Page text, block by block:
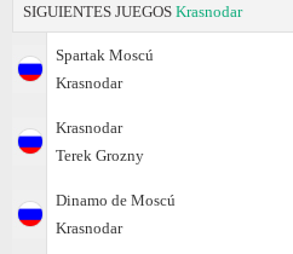
SIGUIENTES JUEGOS Krasnodar
Spartak Moscú
Krasnodar
Krasnodar
Terek Grozny
Dinamo de Moscú
Krasnodar